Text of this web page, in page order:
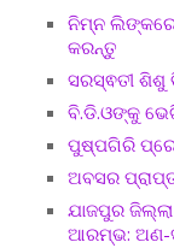
ନିମ୍ନ
କରନ୍ତୁ
ସରସ୍ଵତୀ ଶିଶୁ
ବି.ଡି.ଓଙ୍କୁ
ପୁଷ୍ପଗିରି
ଅବସର
ଯାଜପୁର
ଆରମ୍ଭ: ଅଣ-